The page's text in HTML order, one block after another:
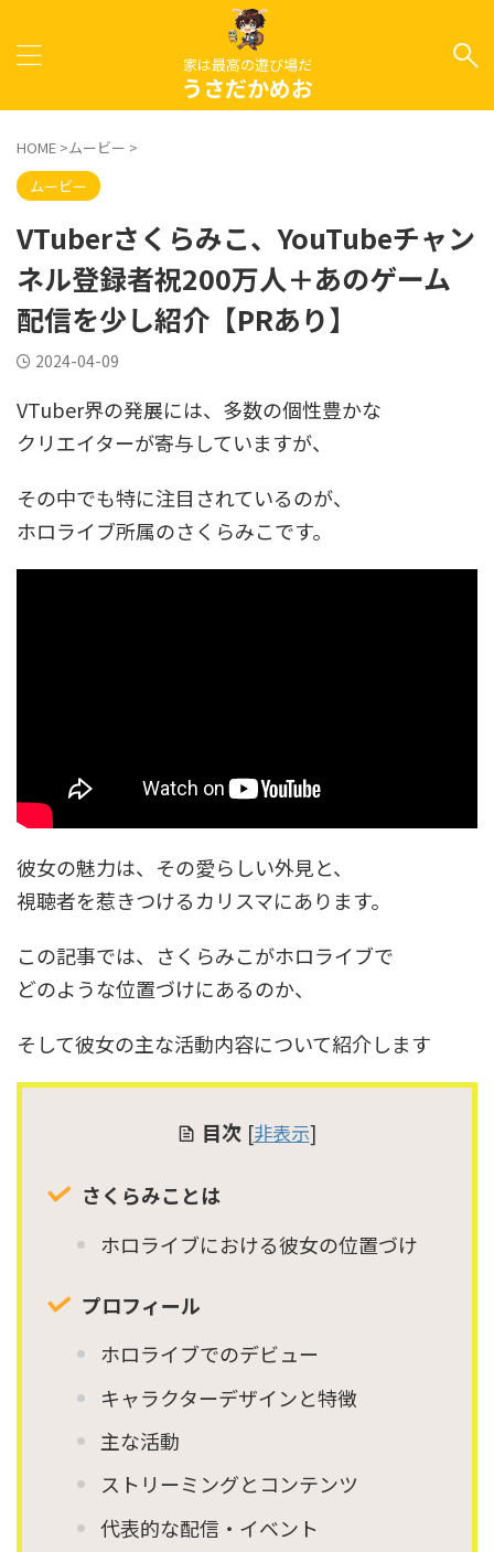
家は最高の遊び場だ
うさだかめお
HOME >ムービー >
ムービー
VTuberさくらみこ、YouTubeチャン
ネル登録者祝200万人＋あのゲーム
配信を少し紹介【PRあり】
2024-04-09
VTuber界の発展には、多数の個性豊かな
クリエイターが寄与していますが、
その中でも特に注目されているのが、
ホロライブ所属のさくらみこです。
彼女の魅力は、その愛らしい外見と、
視聴者を惹きつけるカリスマにあります。
この記事では、さくらみこがホロライブで
どのような位置づけにあるのか、
そして彼女の主な活動内容について紹介します
目次 [非表示]
さくらみことは
ホロライブにおける彼女の位置づけ
プロフィール
ホロライブでのデビュー
キャラクターデザインと特徴
主な活動
ストリーミングとコンテンツ
代表的な配信・イベント